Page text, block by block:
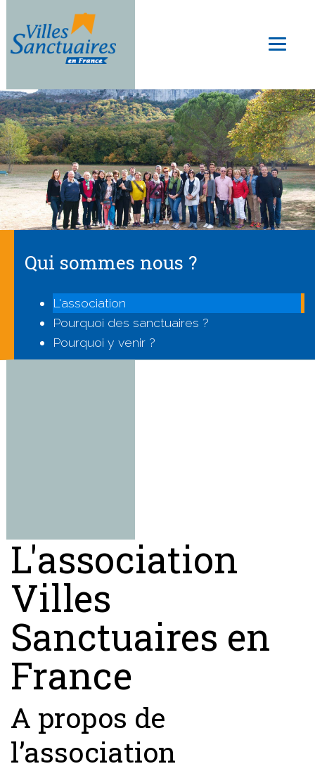
contenu
L'association
Villes
Sanctuaires en
France
A propos de
l’association
Qui sommes nous ?
L'association
Pourquoi des sanctuaires ?
Pourquoi y venir ?